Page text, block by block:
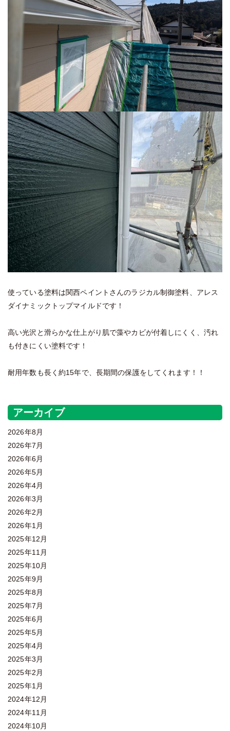
使っている塗料は関西ペイントさんのラジカル制御塗料、アレス
ダイナミックトップマイルドです！
高い光沢と滑らかな仕上がり肌で藻やカビが付着しにくく、汚れ
も付きにくい塗料です！
耐用年数も長く約15年で、長期間の保護をしてくれます！！
アーカイブ
2026年8月
2026年7月
2026年6月
2026年5月
2026年4月
2026年3月
2026年2月
2026年1月
2025年12月
2025年11月
2025年10月
2025年9月
2025年8月
2025年7月
2025年6月
2025年5月
2025年4月
2025年3月
2025年2月
2025年1月
2024年12月
2024年11月
2024年10月